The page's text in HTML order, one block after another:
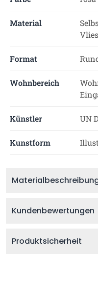
Material
Format
Wohnbereich
Künstler UN
Kunstform
Kundenbewertungen
Produktsicherheit